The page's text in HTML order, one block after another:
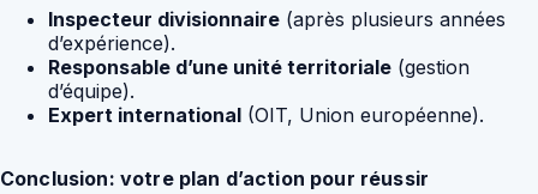
Inspecteur divisionnaire (après plusieurs années
d’expérience).
Responsable d’une unité territoriale (gestion
d’équipe).
Expert international (OIT, Union européenne).
Conclusion: votre plan d’action pour réussir